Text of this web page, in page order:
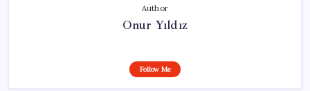
Author
Onur Yıldız
Follow Me